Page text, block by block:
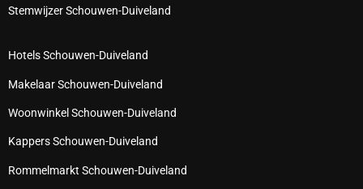
Stemwijzer Schouwen-Duiveland
Hotels Schouwen-Duiveland
Makelaar Schouwen-Duiveland
Woonwinkel Schouwen-Duiveland
Kappers Schouwen-Duiveland
Rommelmarkt Schouwen-Duiveland